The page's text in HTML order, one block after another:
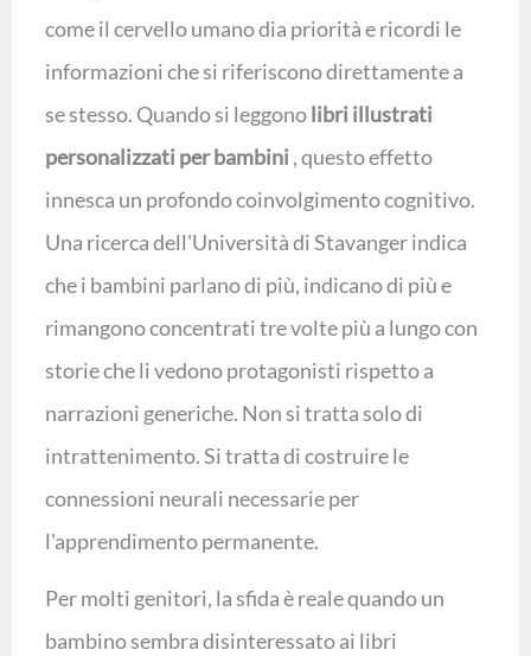
come il cervello umano dia priorità e ricordi le
informazioni che si riferiscono direttamente a
se stesso. Quando si leggonolibri illustrati
personalizzati per bambini , questo effetto
innesca un profondo coinvolgimento cognitivo.
Una ricerca dell'Università di Stavanger indica
che i bambini parlano di più, indicano di più e
rimangono concentrati tre volte più a lungo con
storie che li vedono protagonisti rispetto a
narrazioni generiche. Non si tratta solo di
intrattenimento. Si tratta di costruire le
connessioni neurali necessarie per
l'apprendimento permanente.
Per molti genitori, la sfida è reale quando un
bambino sembra disinteressato ai libri